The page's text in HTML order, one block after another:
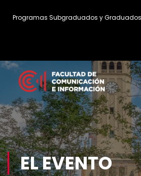
Programas Subgraduados y Graduados
EL EVENTO